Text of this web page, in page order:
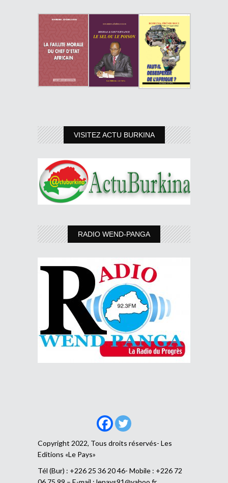
VISITEZ ACTU BURKINA
RADIO WEND-PANGA
Copyright 2022, Tous droits réservés- Les
Editions «Le Pays»
Tél (Bur) : +226 25 36 20 46- Mobile : +226 72